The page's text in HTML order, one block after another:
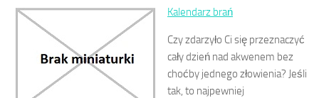
Kalendarz brań
Czy zdarzyło Ci się przeznaczyć
cały dzień nad akwenem bez
choćby jednego złowienia? Jeśli
tak, to najpewniej